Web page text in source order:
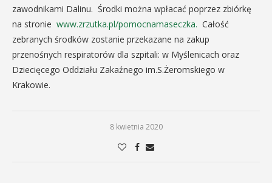
zawodnikami Dalinu. Środki można wpłacać poprzez zbiórkę
na stronie www.zrzutka.pl/pomocnamaseczka. Całość
zebranych środków zostanie przekazane na zakup
przenośnych respiratorów dla szpitali: w Myślenicach oraz
Dziecięcego Oddziału Zakaźnego im.S.Żeromskiego w
Krakowie.
8 kwietnia 2020